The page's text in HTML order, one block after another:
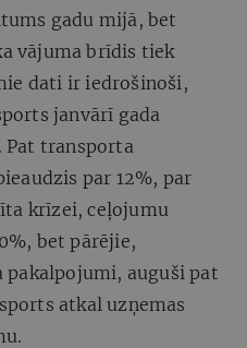
gadu mijā, bet
vājuma brīdis tiek
dati ir iedrošinoši,
janvārī gada
Pat transporta
par 12%, par
krīzei, ceļojumu
bet pārējie,
pakalpojumi, auguši pat
atkal uzņemas